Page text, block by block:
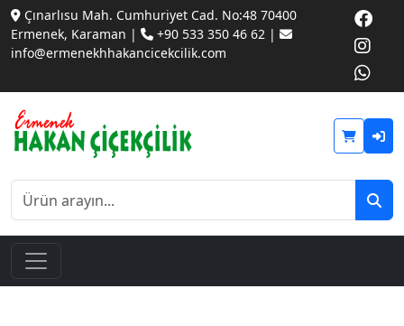
Çınarlısu Mah. Cumhuriyet Cad. No:48 70400
Ermenek, Karaman |
+90 533 350 46 62 |
info@ermenekhhakancicekcilik.com